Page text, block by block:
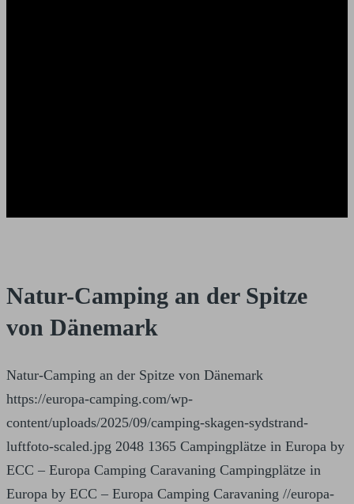
Natur-Camping an der Spitze
von Dänemark
Natur-Camping an der Spitze von Dänemark
https://europa-camping.com/wp-
content/uploads/2025/09/camping-skagen-sydstrand-
luftfoto-scaled.jpg 2048 1365 Campingplätze in Europa by
ECC – Europa Camping Caravaning Campingplätze in
Europa by ECC – Europa Camping Caravaning //europa-